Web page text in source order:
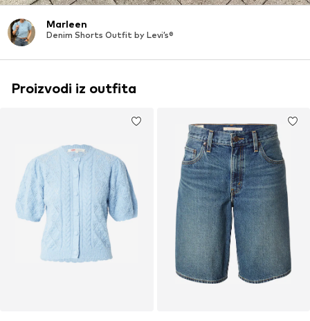
Marleen
Denim Shorts Outfit by Levi’s®
Proizvodi iz outfita